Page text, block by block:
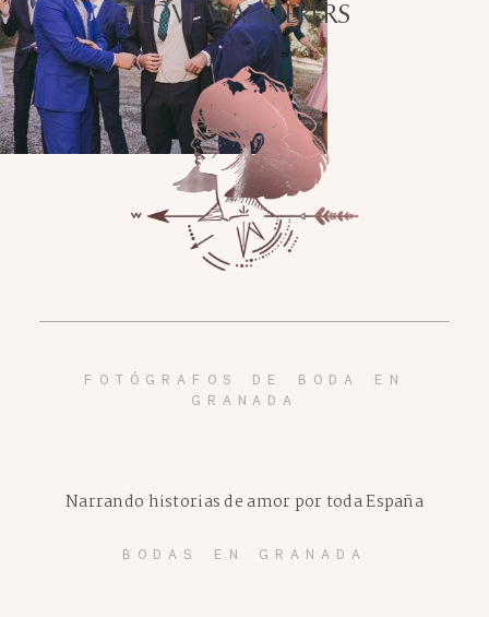
LOVE WANDERERS
FOTÓGRAFOS DE BODA EN
GRANADA
BODAS EN GRANADA
Narrando historias de amor por toda España